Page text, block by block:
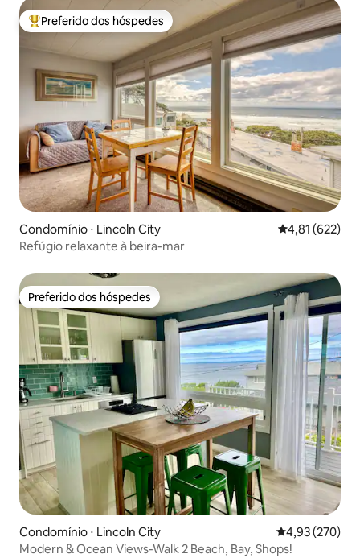
Entre os melhores preferidos dos hóspedes
Preferido dos hóspedes
Condomínio ⋅ Lincoln City 4,81 de uma
4,81 (622)
Refúgio relaxante à beira-mar
Preferido dos hóspedes
Preferido dos hóspedes
Condomínio ⋅ Lincoln City 4,93 de uma
4,93 (270)
Modern & Ocean Views-Walk 2 Beach, Bay, Shops!